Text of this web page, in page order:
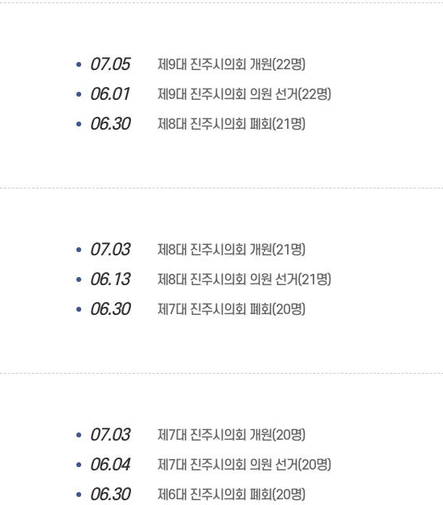
07.05 제9대 진주시의회 개원(22명)
06.01 제9대 진주시의회 의원 선거(22명)
06.30 제8대 진주시의회 폐회(21명)
07.03 제8대 진주시의회 개원(21명)
06.13 제8대 진주시의회 의원 선거(21명)
06.30 제7대 진주시의회 폐회(20명)
07.03 제7대 진주시의회 개원(20명)
06.04 제7대 진주시의회 의원 선거(20명)
06.30 제6대 진주시의회 폐회(20명)